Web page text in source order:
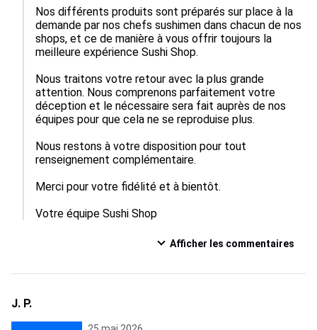
Nos différents produits sont préparés sur place à la
demande par nos chefs sushimen dans chacun de nos
shops, et ce de manière à vous offrir toujours la
meilleure expérience Sushi Shop.
Nous traitons votre retour avec la plus grande
attention. Nous comprenons parfaitement votre
déception et le nécessaire sera fait auprès de nos
équipes pour que cela ne se reproduise plus.
Nous restons à votre disposition pour tout
renseignement complémentaire.
Merci pour votre fidélité et à bientôt.
Votre équipe Sushi Shop
Afficher les commentaires
J. P.